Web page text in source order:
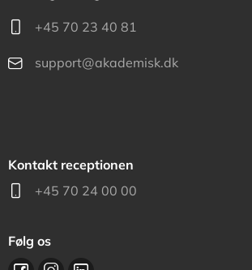
+45 70 23 40 81
support@akademisk.dk
Kontakt receptionen
+45 70 24 00 00
Følg os